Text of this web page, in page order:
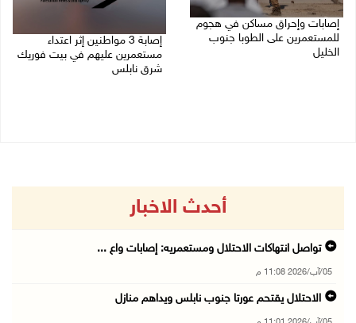
إصابات وإحراق مساكن في هجوم
للمستعمرين على الطوبا جنوب
الخليل
إصابة 3 مواطنين إثر اعتداء
مستعمرين عليهم في بيت فوريك
شرق نابلس
أحدث الاخبار
تواصل انتهاكات الاحتلال ومستعمريه: إصابات واع ...
05/آب/2026 11:08 م
الاحتلال يقتحم عورتا جنوب نابلس ويداهم منازل